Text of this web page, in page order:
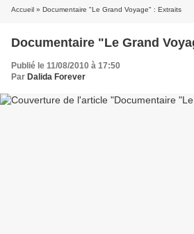
Accueil » Documentaire "Le Grand Voyage" : Extraits
Documentaire "Le Grand
Publié le 11/08/2010 à 17:50
Par Dalida Forever